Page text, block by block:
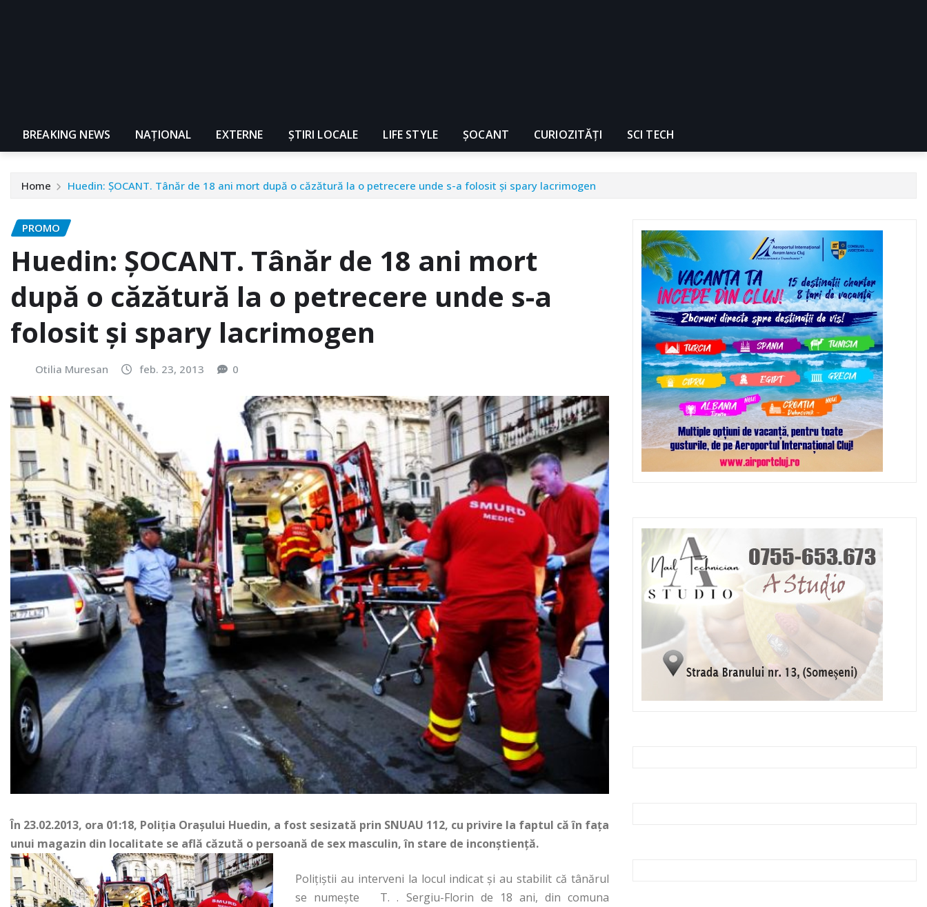
BREAKING NEWS NAŢIONAL EXTERNE ȘTIRI LOCALE LIFE STYLE ȘOCANT CURIOZITĂȚI SCI TECH
Home Huedin: ŞOCANT. Tânăr de 18 ani mort după o căzătură la o petrecere unde s-a folosit şi spary lacrimogen
PROMO
Huedin: ŞOCANT. Tânăr de 18 ani mort
după o căzătură la o petrecere unde s-a
folosit şi spary lacrimogen
Otilia Muresan feb. 23, 2013 0
În 23.02.2013, ora 01:18, Poliţia Oraşului Huedin, a fost sesizată prin SNUAU 112, cu privire la faptul că în faţa
unui magazin din localitate se află căzută o persoană de sex masculin, în stare de inconştienţă.
Poliţiştii au interveni la locul indicat şi au stabilit că tânărul
se numeşte T. . Sergiu-Florin de 18 ani, din comuna